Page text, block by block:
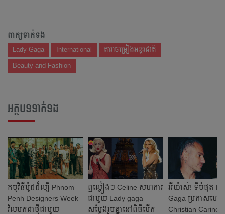
ពាក្យទាក់ទង
Lady Gaga International តារាចម្រៀងអន្តរជាតិ
Beauty and Fashion
អត្ថបទទាក់ទង
កម្មវិធីម៉ូដដ៏ល្បី Phnom
Penh Designers Week
វិលមកជាថ្មីជាមួយ
ឮល្ហៀងៗ Celine សហការ
ជាមួយ Lady gaga
សម្ដែងរួមគ្នានៅពិធីបើក
អីយ៉ាស់! ទី​បំផុត
Gaga ប្រកាស​ហៅ
Christian Carino